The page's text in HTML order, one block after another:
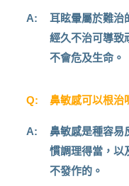
A:
耳眩暈屬於難治
經久不治可導致
不會危及生命。
Q: 鼻敏感可以根治
A:
鼻敏感是種容易
慣調理得當，以
不發作的。